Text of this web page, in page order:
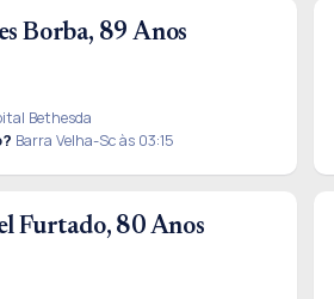
Borba, 89 Anos
Bethesda
Barra Velha-Sc às 03:15
Furtado, 80 Anos